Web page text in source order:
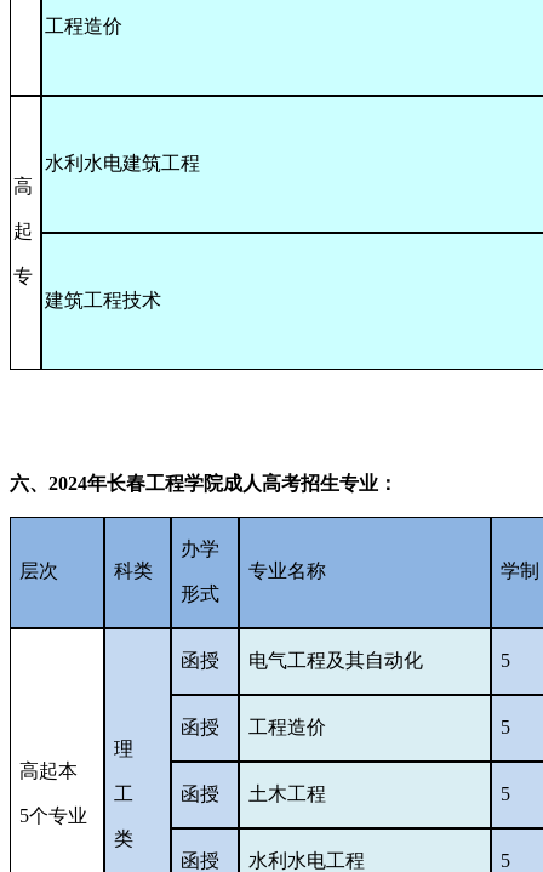
工程造价
高
起
专
水利水电建筑工程
建筑工程技术
六、2024年长春工程学院成人高考招生专业：
层次 科类
办学
形式
专业名称 学制
高起本
5个专业
理
工
类
函授 电气工程及其自动化 5
函授 工程造价 5
函授 土木工程 5
函授 水利水电工程 5